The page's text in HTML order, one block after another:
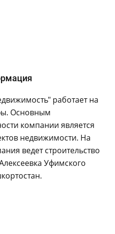
работает на
Основным
компании является
недвижимости. На
ведет строительство
Уфимского